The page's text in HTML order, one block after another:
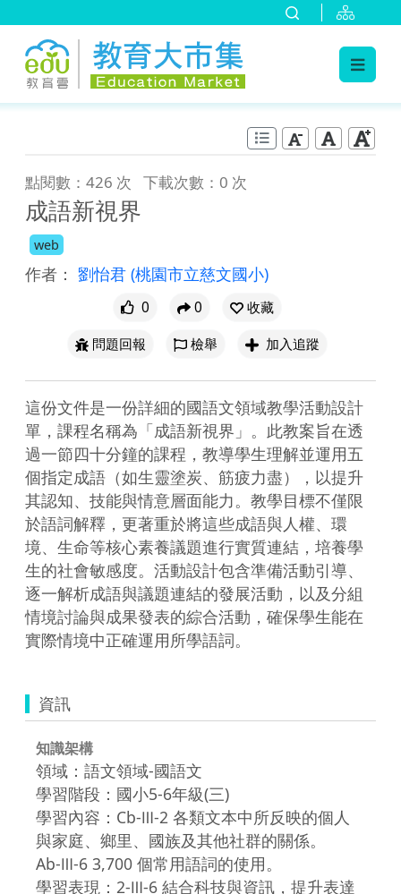
點閱數：426 次 下載次數：0 次
成語新視界
web
作者： 劉怡君 (桃園市立慈文國小)
0 0
收藏
問題回報
檢舉 加入追蹤
這份文件是一份詳細的國語文領域教學活動設計
單，課程名稱為「成語新視界」。此教案旨在透
過一節四十分鐘的課程，教導學生理解並運用五
個指定成語（如生靈塗炭、筋疲力盡），以提升
其認知、技能與情意層面能力。教學目標不僅限
於語詞解釋，更著重於將這些成語與人權、環
境、生命等核心素養議題進行實質連結，培養學
生的社會敏感度。活動設計包含準備活動引導、
逐一解析成語與議題連結的發展活動，以及分組
情境討論與成果發表的綜合活動，確保學生能在
實際情境中正確運用所學語詞。
資訊
知識架構
領域：語文領域-國語文
學習階段：國小5-6年級(三)
學習內容：Cb-Ⅲ-2 各類文本中所反映的個人
與家庭、鄉里、國族及其他社群的關係。
Ab-Ⅲ-6 3,700 個常用語詞的使用。
學習表現：2-Ⅲ-6 結合科技與資訊，提升表達